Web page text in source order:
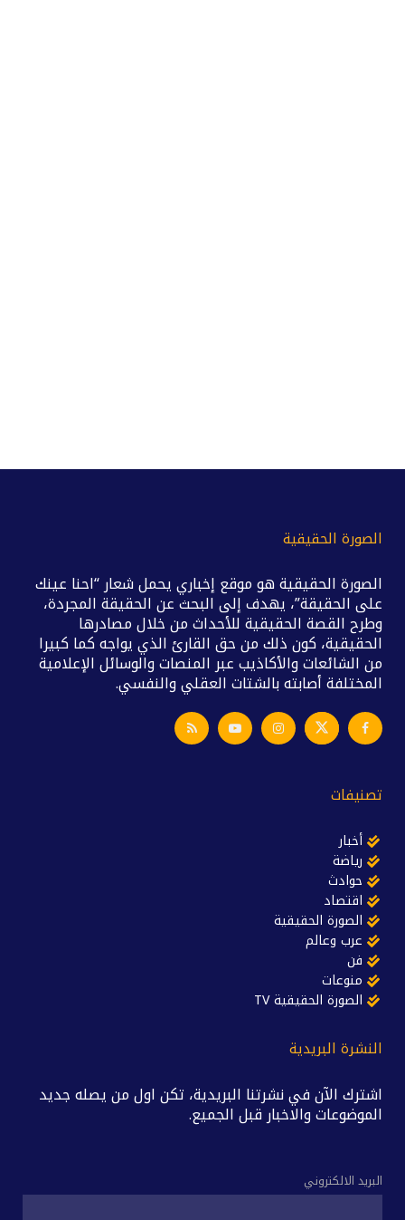
الصورة الحقيقية
الصورة الحقيقية هو موقع إخباري يحمل شعار “احنا عينك
على الحقيقة”، يهدف إلى البحث عن الحقيقة المجردة،
وطرح القصة الحقيقية للأحداث من خلال مصادرها
الحقيقية، كون ذلك من حق القارئ الذي يواجه كما كبيرا
من الشائعات والأكاذيب عبر المنصات والوسائل الإعلامية
المختلفة أصابته بالشتات العقلي والنفسي.
تصنيفات
أخبار
رياضة
حوادث
اقتصاد
الصورة الحقيقية
عرب وعالم
فن
منوعات
الصورة الحقيقية TV
النشرة البريدية
اشترك الآن في نشرتنا البريدية، تكن اول من يصله جديد
الموضوعات والاخبار قبل الجميع.
البريد الالكتروني